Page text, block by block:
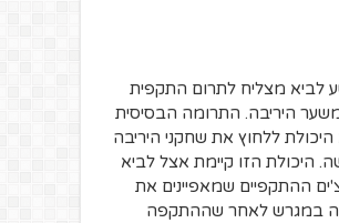
לביא מצליח לתרום התקפית
בעמדת ה6, כביכול הרחק משער היריבה. התרומה הבסיסית
ללחוץ את שחקני היריבה
היכולת הזו קיימת אצל לביא
ההתקפיים שמאפיינים את
במגרש לאחר שההתקפה